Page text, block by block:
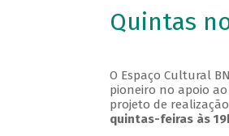
Quintas
O Espaço Cultural
pioneiro no apoio
projeto de
quintas-feiras às